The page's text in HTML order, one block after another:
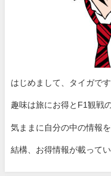
はじめまして、タイガで
趣味は旅にお得とF1観戦
気ままに自分の中の情報
結構、お得情報が載って